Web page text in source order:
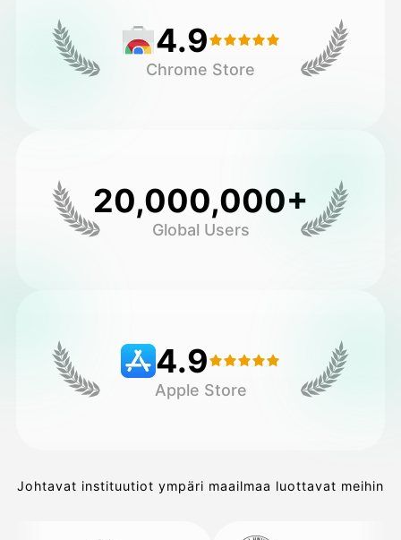
4.9
Chrome Store
20,000,000+
Global Users
4.9
Apple Store
Johtavat instituutiot ympäri maailmaa luottavat meihin